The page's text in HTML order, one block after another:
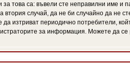
това са: въвели сте неправилни име и
втория случай, да не би случайно да
изтриват периодично потребители,
за информация. Можете да се